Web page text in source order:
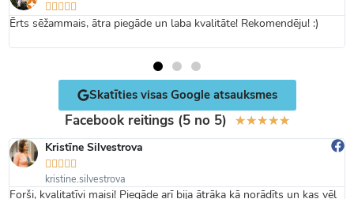
    
Ērts sēžammais, ātra piegāde un laba kvalitāte! Rekomendēju! :)
Skatīties visas Google atsauksmes
Facebook reitings (5 no 5) ★★★★★
Kristīne Silvestrova
    
kristine.silvestrova
Forši, kvalitatīvi maisi! Piegāde arī bija ātrāka kā norādīts un kas vēl